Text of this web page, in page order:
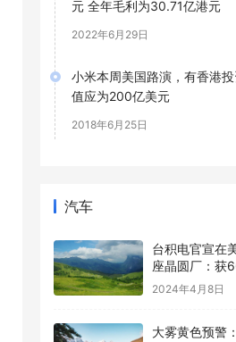
元 全年毛利为30.71亿港元
2022年6月29日
小米本周美国路演，有香港
值应为200亿美元
2018年6月25日
汽车
台积电官宣在
座晶圆厂：获
接补助，拟申
税收抵免
2024年4月8日
大雾黄色预警